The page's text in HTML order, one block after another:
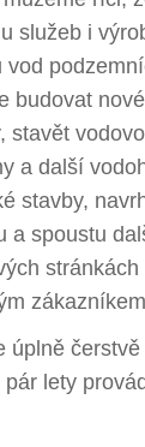
služeb i
budovat
stavět
a další
stavby,
a spoustu
úplně
lety